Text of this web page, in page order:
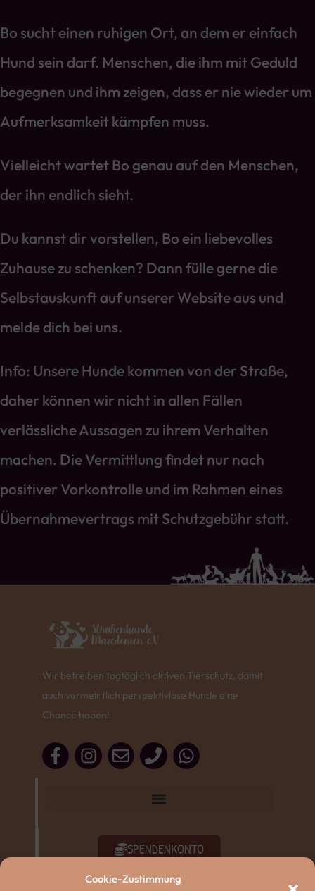
Cookie-Zustimmung
Bo sucht einen ruhigen Ort, an dem er einfach
Hund sein darf. Menschen, die ihm mit Geduld
begegnen und ihm zeigen, dass er nie wieder um
Aufmerksamkeit kämpfen muss.
Vielleicht wartet Bo genau auf den Menschen,
der ihn endlich sieht.
Du kannst dir vorstellen, Bo ein liebevolles
Zuhause zu schenken? Dann fülle gerne die
Selbstauskunft auf unserer Website aus und
melde dich bei uns.
Info: Unsere Hunde kommen von der Straße,
daher können wir nicht in allen Fällen
verlässliche Aussagen zu ihrem Verhalten
machen. Die Vermittlung findet nur nach
positiver Vorkontrolle und im Rahmen eines
Übernahmevertrags mit Schutzgebühr statt.
Wir betreiben tagtäglich aktiven Tierschutz, damit
auch vermeintlich perspektivlose Hunde eine
Chance haben!
SPENDENKONTO
SACHSPENDEN